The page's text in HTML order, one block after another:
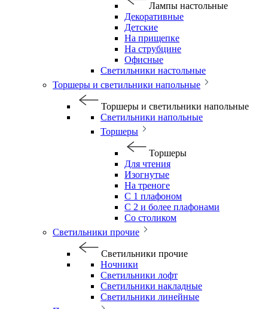
Лампы настольные
Декоративные
Детские
На прищепке
На струбцине
Офисные
Светильники настольные
Торшеры и светильники напольные
Торшеры и светильники напольные
Светильники напольные
Торшеры
Торшеры
Для чтения
Изогнутые
На треноге
С 1 плафоном
С 2 и более плафонами
Со столиком
Светильники прочие
Светильники прочие
Ночники
Светильники лофт
Светильники накладные
Светильники линейные